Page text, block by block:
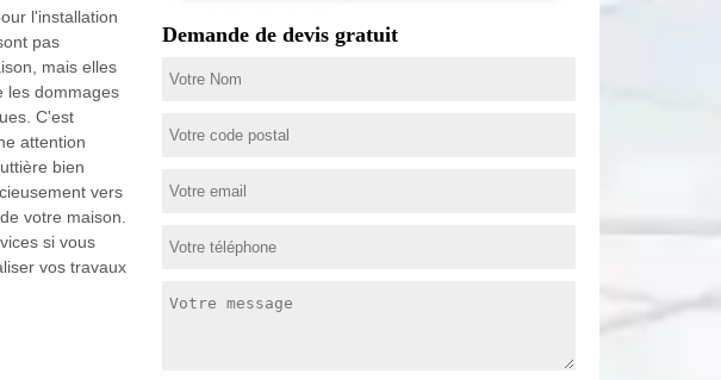
l'installation
pas
mais elles
les dommages
C'est
attention
bien
vers
votre maison.
si vous
vos travaux
Demande de devis gratuit